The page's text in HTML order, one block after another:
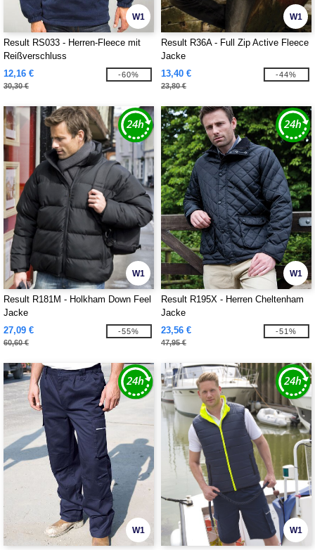
W1
Result RS033 - Herren-Fleece mit
Reißverschluss
12,16 €
30,30 €
-60%
W1
Result R36A - Full Zip Active Fleece
Jacke
13,40 €
23,80 €
-44%
W1
Result R181M - Holkham Down Feel
Jacke
27,09 €
60,60 €
-55%
W1
Result R195X - Herren Cheltenham
Jacke
23,56 €
47,95 €
-51%
W1 W1